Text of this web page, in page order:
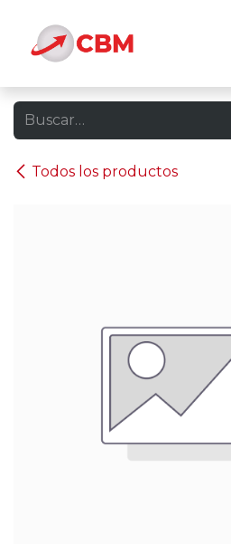
Todos los productos